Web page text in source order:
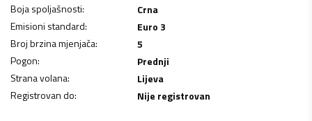
Boja spoljašnosti:
Crna
Emisioni standard:
Euro 3
Broj brzina mjenjača:
5
Pogon:
Prednji
Strana volana:
Lijeva
Registrovan do: Nije registrovan